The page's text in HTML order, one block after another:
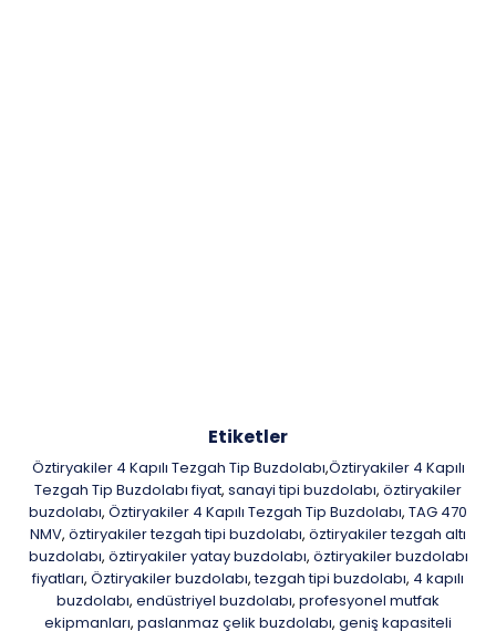
Etiketler
Öztiryakiler 4 Kapılı Tezgah Tip Buzdolabı,​​​​​​​Öztiryakiler 4 Kapılı
Tezgah Tip Buzdolabı fiyat, sanayi tipi buzdolabı, öztiryakiler
buzdolabı, Öztiryakiler 4 Kapılı Tezgah Tip Buzdolabı, TAG 470
NMV, öztiryakiler tezgah tipi buzdolabı, öztiryakiler tezgah altı
buzdolabı, öztiryakiler yatay buzdolabı, öztiryakiler buzdolabı
fiyatları, Öztiryakiler buzdolabı, tezgah tipi buzdolabı, 4 kapılı
buzdolabı, endüstriyel buzdolabı, profesyonel mutfak
ekipmanları, paslanmaz çelik buzdolabı, geniş kapasiteli